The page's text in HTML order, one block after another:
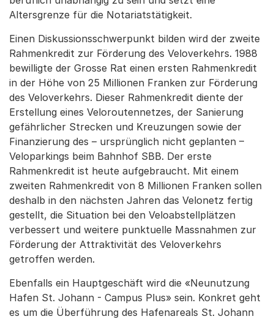
Altersgrenze für die Notariatstätigkeit.
Einen Diskussionsschwerpunkt bilden wird der zweite
Rahmenkredit zur Förderung des Veloverkehrs. 1988
bewilligte der Grosse Rat einen ersten Rahmenkredit
in der Höhe von 25 Millionen Franken zur Förderung
des Veloverkehrs. Dieser Rahmenkredit diente der
Erstellung eines Veloroutennetzes, der Sanierung
gefährlicher Strecken und Kreuzungen sowie der
Finanzierung des – ursprünglich nicht geplanten –
Veloparkings beim Bahnhof SBB. Der erste
Rahmenkredit ist heute aufgebraucht. Mit einem
zweiten Rahmenkredit von 8 Millionen Franken sollen
deshalb in den nächsten Jahren das Velonetz fertig
gestellt, die Situation bei den Veloabstellplätzen
verbessert und weitere punktuelle Massnahmen zur
Förderung der Attraktivität des Veloverkehrs
getroffen werden.
Ebenfalls ein Hauptgeschäft wird die «Neunutzung
Hafen St. Johann - Campus Plus» sein. Konkret geht
es um die Überführung des Hafenareals St. Johann